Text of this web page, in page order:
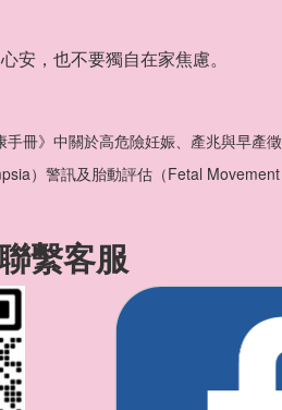
安，也不要獨自在家焦慮。
冊》中關於高危險妊娠、產兆與早產徵
）警訊及胎動評估（Fetal Movement
繫客服